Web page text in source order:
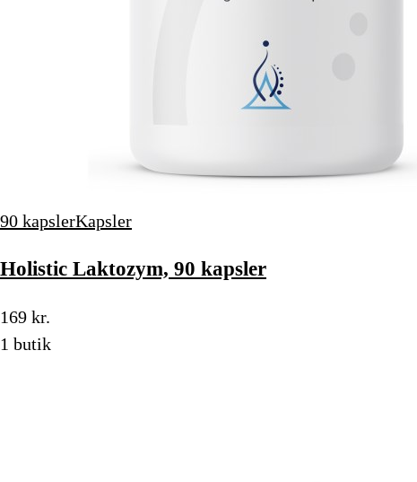
90 kapslerKapsler
Holistic Laktozym, 90 kapsler
169 kr.
1 butik